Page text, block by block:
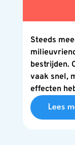
Steeds
bestrijden.
vaak snel,
effecten
Lees